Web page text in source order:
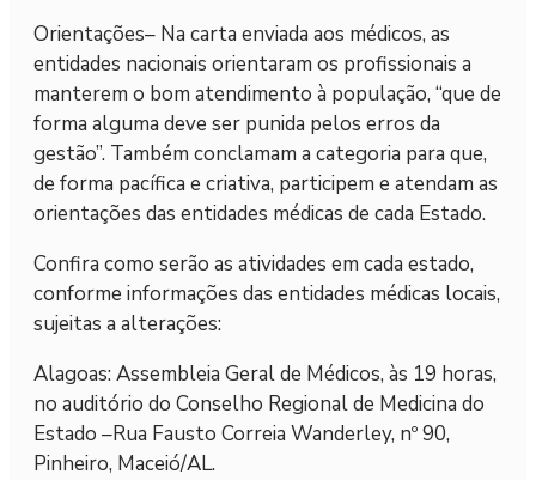
Orientações– Na carta enviada aos médicos, as
entidades nacionais orientaram os profissionais a
manterem o bom atendimento à população, “que de
forma alguma deve ser punida pelos erros da
gestão”. Também conclamam a categoria para que,
de forma pacífica e criativa, participem e atendam as
orientações das entidades médicas de cada Estado.
Confira como serão as atividades em cada estado,
conforme informações das entidades médicas locais,
sujeitas a alterações:
Alagoas: Assembleia Geral de Médicos, às 19 horas,
no auditório do Conselho Regional de Medicina do
Estado –Rua Fausto Correia Wanderley, nº 90,
Pinheiro, Maceió/AL.